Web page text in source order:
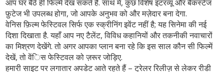
आप घर बैठे ही फिल्में देख सकते हैं. साथ में, कुछ विशेष इंटरव्यू और बैकस्टेज
फ़ुटेज भी उपलब्ध होगा, जो आपके अनुभव को और मज़ेदार बना देगा.
वेनिस फ़िल्म फेस्टिवल सिर्फ एक स्क्रीनिंग इवेंट नहीं है; यह सिनेमा की नई
दिशा दिखाता है. यहाँ आप नए टैलेंट, विविध कहानियों और तकनीकी नवाचारों
का मिश्रण देखेंगे. तो अगर आपका प्लान बना रहे कि इस साल कौन सी फिल्में
देखें, तो वेंिस फेस्टिवल को ज़रूर जोड़िए.
हमारी साइट पर लगातार अपडेट आते रहते हैं – ट्रेलर रिलीज़ से लेकर रीडी